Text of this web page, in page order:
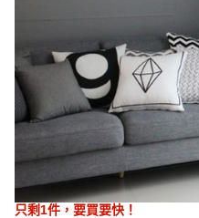
只剩1件， 要買要快！